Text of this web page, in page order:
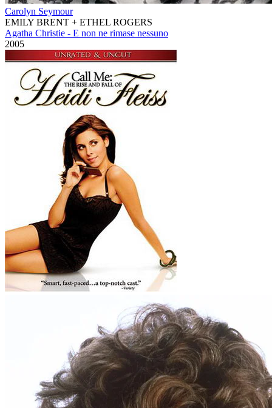
Carolyn Seymour
EMILY BRENT + ETHEL ROGERS
Agatha Christie - E non ne rimase nessuno
2005